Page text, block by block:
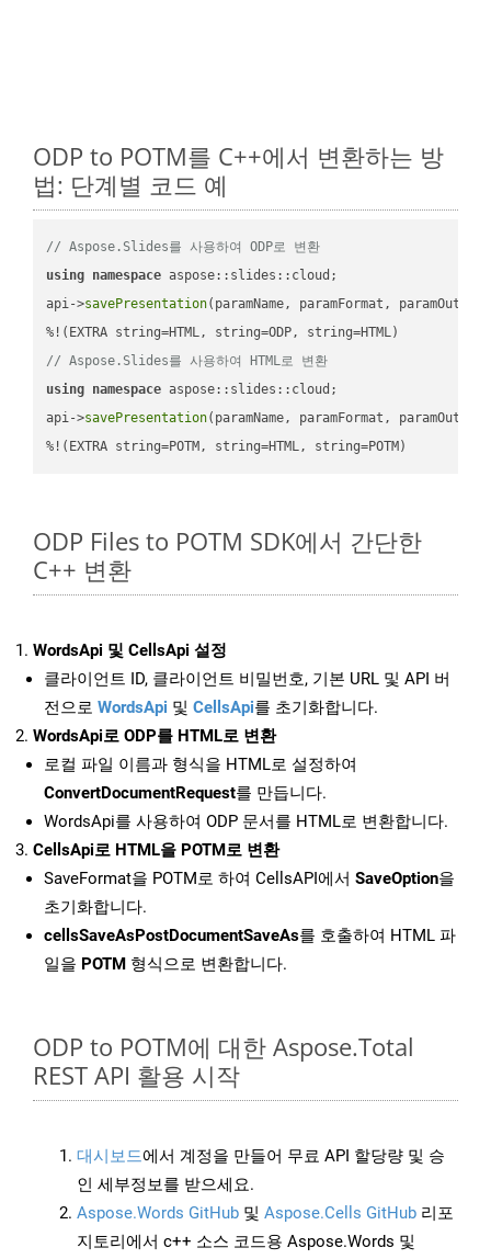
ODP to POTM를 C++에서 변환하는 방
법: 단계별 코드 예
// Aspose.Slides를 사용하여 ODP로 변환
using namespace aspose::slides::cloud;
api->savePresentation(paramName, paramFormat,
// Aspose.Slides를 사용하여 HTML로 변환
using namespace aspose::slides::cloud;
api->savePresentation(paramName, paramFormat,
%!(EXTRA string=POTM, string=HTML, string=POTM)
ODP Files to POTM SDK에서 간단한
C++ 변환
WordsApi 및 CellsApi 설정
클라이언트 ID, 클라이언트 비밀번호, 기본 URL 및 API 버
전으로 WordsApi 및 CellsApi를 초기화합니다.
WordsApi로 ODP를 HTML로 변환
로컬 파일 이름과 형식을 HTML로 설정하여
ConvertDocumentRequest를 만듭니다.
WordsApi를 사용하여 ODP 문서를 HTML로 변환합니다.
CellsApi로 HTML을 POTM로 변환
SaveFormat을 POTM로 하여 CellsAPI에서 SaveOption을
초기화합니다.
cellsSaveAsPostDocumentSaveAs를 호출하여 HTML 파
일을 POTM 형식으로 변환합니다.
ODP to POTM에 대한 Aspose.Total
REST API 활용 시작
대시보드에서 계정을 만들어 무료 API 할당량 및 승
인 세부정보를 받으세요.
Aspose.Words GitHub 및 Aspose.Cells GitHub 리포
지토리에서 c++ 소스 코드용 Aspose.Words 및